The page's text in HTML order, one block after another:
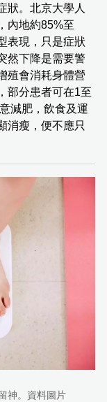
狀。北京大學人
內地約85%至
表現，只是症狀
然下降是需要警
殖會消耗身體營
部分患者可在1至
減肥，飲食及運
消瘦，便不應只
神。資料圖片